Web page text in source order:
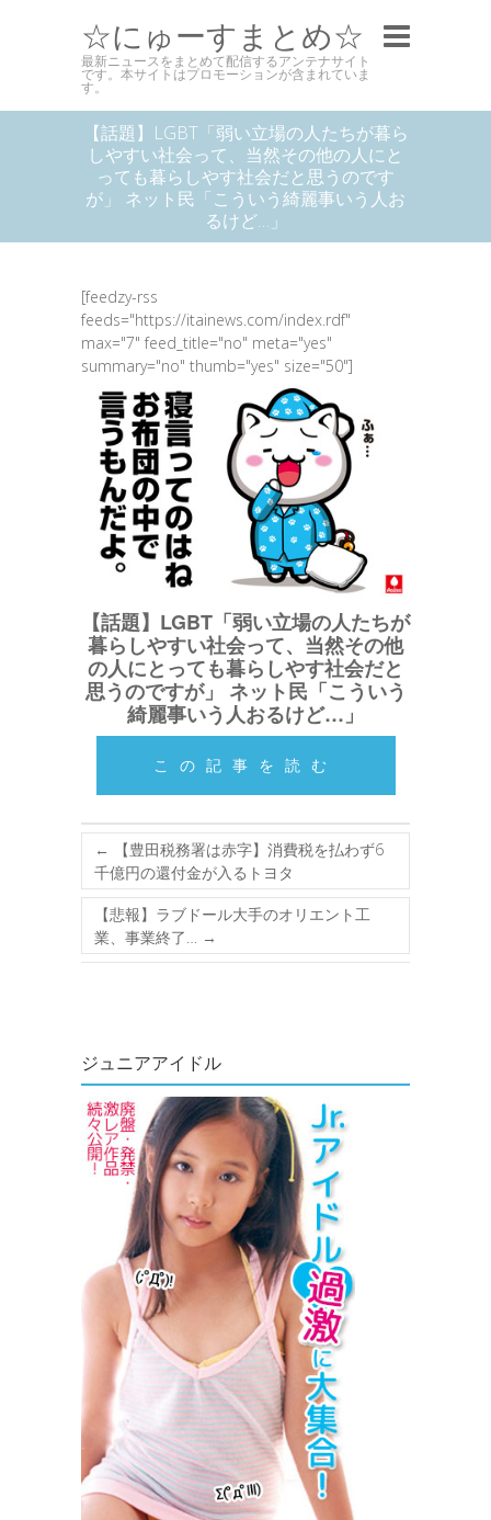
☆にゅーすまとめ☆
最新ニュースをまとめて配信するアンテナサイト
です。本サイトはプロモーションが含まれていま
す。
【話題】LGBT「弱い立場の人たちが暮ら
しやすい社会って、当然その他の人にと
っても暮らしやす社会だと思うのです
が」 ネット民「こういう綺麗事いう人お
るけど…」
[feedzy-rss
feeds="https://itainews.com/index.rdf"
max="7" feed_title="no" meta="yes"
summary="no" thumb="yes" size="50"]
【話題】LGBT「弱い立場の人たちが
暮らしやすい社会って、当然その他
の人にとっても暮らしやす社会だと
思うのですが」 ネット民「こういう
綺麗事いう人おるけど…」
この記事を読む
←
【豊田税務署は赤字】消費税を払わず6
千億円の還付金が入るトヨタ
【悲報】ラブドール大手のオリエント工
業、事業終了…
→
ジュニアアイドル